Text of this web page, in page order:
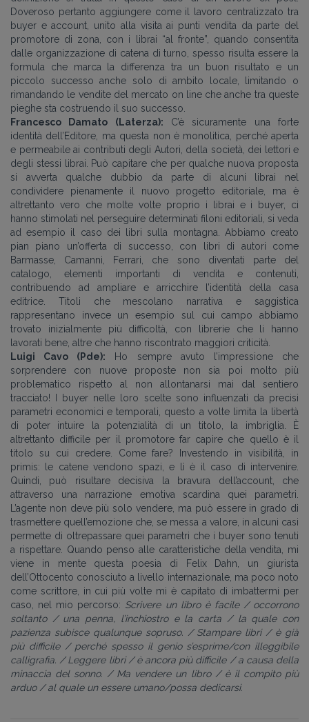
Doveroso pertanto aggiungere come il lavoro centralizzato tra
buyer e account, unito alla visita ai punti vendita da parte del
promotore di zona, con i librai “al fronte”, quando consentita
dalle organizzazione di catena di turno, spesso risulta essere la
formula che marca la differenza tra un buon risultato e un
piccolo successo anche solo di ambito locale, limitando o
rimandando le vendite del mercato on line che anche tra queste
pieghe sta costruendo il suo successo.
Francesco Damato (Laterza): C’è sicuramente una forte
identità dell’Editore, ma questa non è monolitica, perché aperta
e permeabile ai contributi degli Autori, della società, dei lettori e
degli stessi librai. Può capitare che per qualche nuova proposta
si avverta qualche dubbio da parte di alcuni librai nel
condividere pienamente il nuovo progetto editoriale, ma è
altrettanto vero che molte volte proprio i librai e i buyer, ci
hanno stimolati nel perseguire determinati filoni editoriali, si veda
ad esempio il caso dei libri sulla montagna. Abbiamo creato
pian piano un’offerta di successo, con libri di autori come
Barmasse, Camanni, Ferrari, che sono diventati parte del
catalogo, elementi importanti di vendita e contenuti,
contribuendo ad ampliare e arricchire l’identità della casa
editrice. Titoli che mescolano narrativa e saggistica
rappresentano invece un esempio sul cui campo abbiamo
trovato inizialmente più difficoltà, con librerie che li hanno
lavorati bene, altre che hanno riscontrato maggiori criticità.
Luigi Cavo (Pde): Ho sempre avuto l’impressione che
sorprendere con nuove proposte non sia poi molto più
problematico rispetto al non allontanarsi mai dal sentiero
tracciato! I buyer nelle loro scelte sono influenzati da precisi
parametri economici e temporali, questo a volte limita la libertà
di poter intuire la potenzialità di un titolo, la imbriglia. È
altrettanto difficile per il promotore far capire che quello è il
titolo su cui credere. Come fare? Investendo in visibilità, in
primis: le catene vendono spazi, e lì è il caso di intervenire.
Quindi, può risultare decisiva la bravura dell’account, che
attraverso una narrazione emotiva scardina quei parametri.
L’agente non deve più solo vendere, ma può essere in grado di
trasmettere quell’emozione che, se messa a valore, in alcuni casi
permette di oltrepassare quei parametri che i buyer sono tenuti
a rispettare. Quando penso alle caratteristiche della vendita, mi
viene in mente questa poesia di Felix Dahn, un giurista
dell’Ottocento conosciuto a livello internazionale, ma poco noto
come scrittore, in cui più volte mi è capitato di imbattermi per
caso, nel mio percorso: Scrivere un libro è facile / occorrono
soltanto / una penna, l’inchiostro e la carta / la quale con
pazienza subisce qualunque sopruso. / Stampare libri / è già
più difficile / perché spesso il genio s’esprime/con illeggibile
calligrafia. / Leggere libri / è ancora più difficile /a causa della
minaccia del sonno. / Ma vendere un libro / è il compito più
arduo / al quale un essere umano/possa dedicarsi.